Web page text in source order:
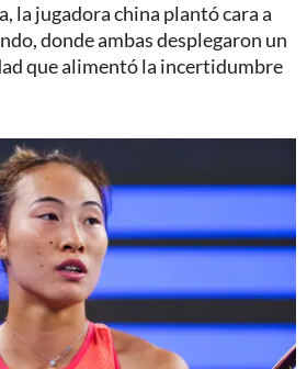
la jugadora china plantó cara a
donde ambas desplegaron un
que alimentó la incertidumbre